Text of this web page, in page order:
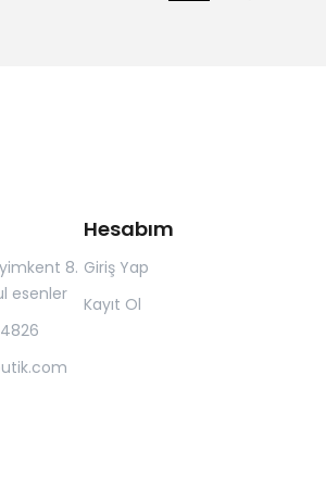
8.
esenler
Hesabım
Giriş Yap
Kayıt Ol